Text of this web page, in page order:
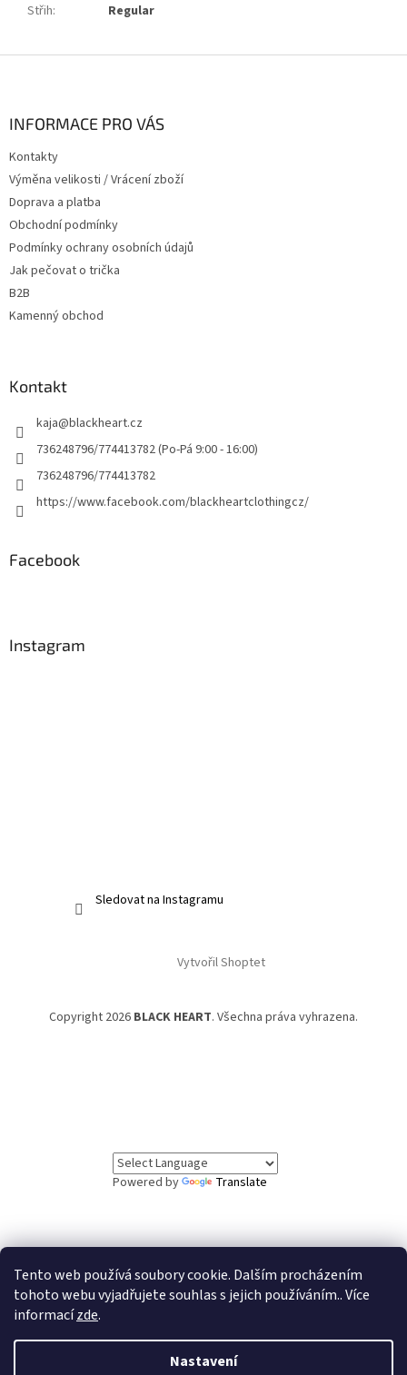
Tento web používá soubory cookie. Dalším procházením
tohoto webu vyjadřujete souhlas s jejich používáním.. Více
informacízde.
Nastavení
Střih: Regular
INFORMACE PRO VÁS
Kontakty
Výměna velikosti / Vrácení zboží
Doprava a platba
Obchodní podmínky
Podmínky ochrany osobních údajů
Jak pečovat o trička
B2B
Kamenný obchod
Kontakt
kaja@blackheart.cz
736248796/774413782 (Po-Pá 9:00 - 16:00)
736248796/774413782
https://www.facebook.com/blackheartclothingcz/
Facebook
Instagram
Sledovat na Instagramu
Vytvořil Shoptet
Copyright 2026 BLACK HEART. Všechna práva vyhrazena.
Powered by Translate
// Informační lišta
Vážení zákazníci, ve dnech 5.8. až 7.8. čerpáme
dovolenou. Objednávky v tomto období budou vyřízeny
po našem návratu. Děkujeme za pochopení.